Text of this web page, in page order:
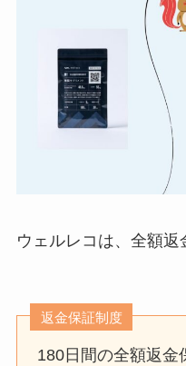
ウェルレコは、全額返
返金保証制度
180日間の全額返金